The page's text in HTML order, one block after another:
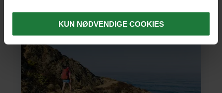
KUN NØDVENDIGE COOKIES